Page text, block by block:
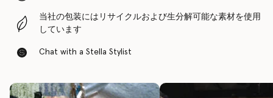
当社の包装にはリサイクルおよび生分解可能な素材を使用
しています
Chat with a Stella Stylist